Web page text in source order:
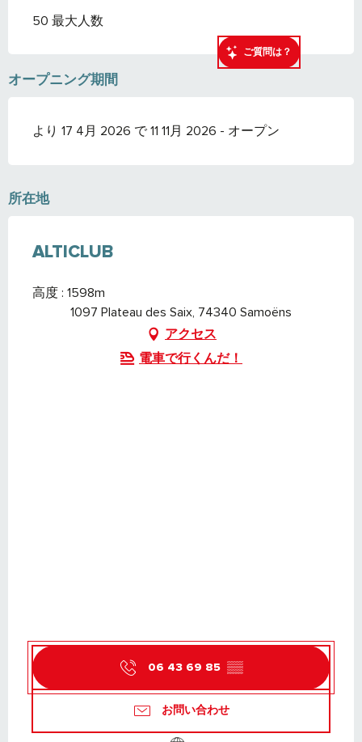
ご質問は？
50 最大人数
オープニング期間
より 17 4月 2026 で 11 11月 2026 - オープン
所在地
ALTICLUB
高度 : 1598m
1097 Plateau des Saix, 74340 Samoëns
アクセス
電車で行くんだ！
▒▒
お問い合わせ